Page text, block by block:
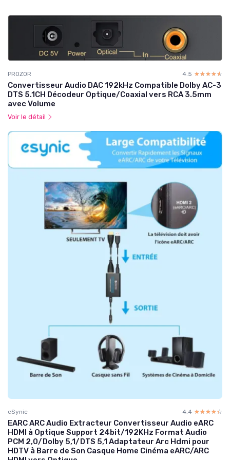
PROZOR 4.5 ☆☆☆☆☆
★★★★★
Convertisseur Audio DAC 192kHz Compatible Dolby AC-3
DTS 5.1CH Décodeur Optique/Coaxial vers RCA 3.5mm
avec Volume
Voir le détail
eSynic 4.4 ☆☆☆☆☆
★★★★★
EARC ARC Audio Extracteur Convertisseur Audio eARC
HDMI à Optique Support 24bit/192KHz Format Audio
PCM 2,0/Dolby 5,1/DTS 5,1 Adaptateur Arc Hdmi pour
HDTV à Barre de Son Casque Home Cinéma eARC/ARC